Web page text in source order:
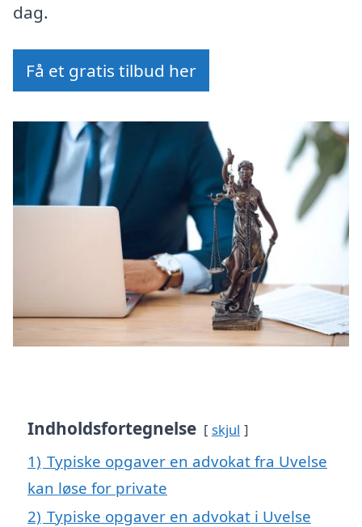
dag.
Få et gratis tilbud her
Indholdsfortegnelse skjul
1) Typiske opgaver en advokat fra Uvelse
kan løse for private
2) Typiske opgaver en advokat i Uvelse